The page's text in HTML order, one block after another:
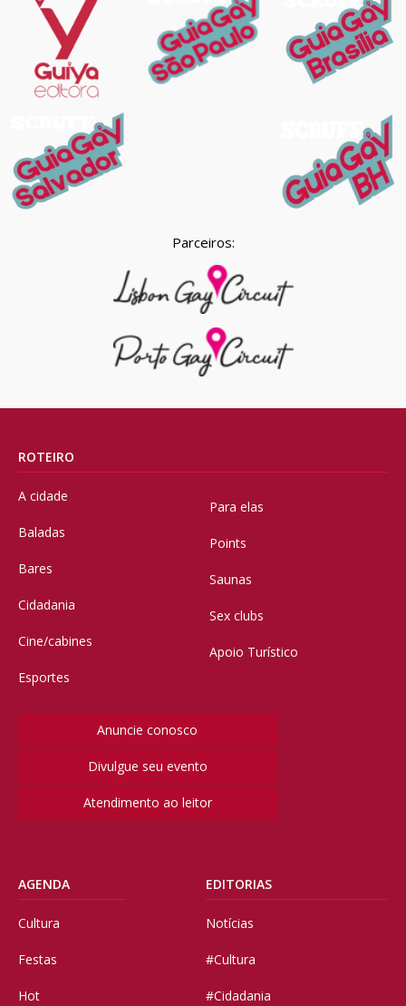
Parceiros:
ROTEIRO
A cidade
Baladas
Bares
Cidadania
Cine/cabines
Esportes
Para elas
Points
Saunas
Sex clubs
Apoio Turístico
Anuncie conosco
Divulgue seu evento
Atendimento ao leitor
AGENDA
Cultura
Festas
Hot
EDITORIAS
Notícias
#Cultura
#Cidadania